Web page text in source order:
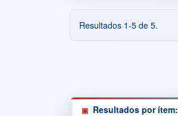
Resultados 1-5 de 5.
Resultados por ítem: